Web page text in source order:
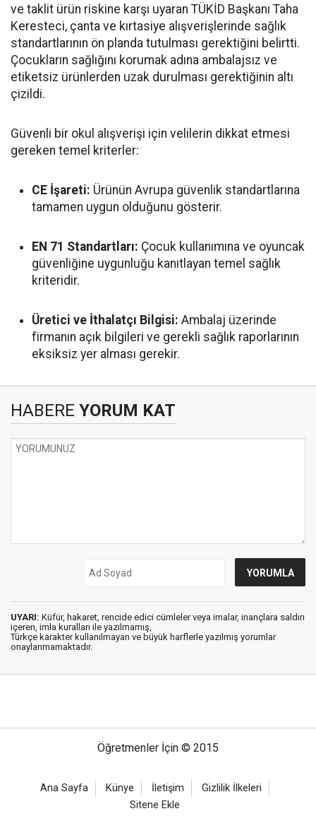
ve taklit ürün riskine karşı uyaran TÜKİD Başkanı Taha
Keresteci, çanta ve kırtasiye alışverişlerinde sağlık
standartlarının ön planda tutulması gerektiğini belirtti.
Çocukların sağlığını korumak adına ambalajsız ve
etiketsiz ürünlerden uzak durulması gerektiğinin altı
çizildi.
Güvenli bir okul alışverişi için velilerin dikkat etmesi
gereken temel kriterler:
CE İşareti: Ürünün Avrupa güvenlik standartlarına
tamamen uygun olduğunu gösterir.
EN 71 Standartları: Çocuk kullanımına ve oyuncak
güvenliğine uygunluğu kanıtlayan temel sağlık
kriteridir.
Üretici ve İthalatçı Bilgisi: Ambalaj üzerinde
firmanın açık bilgileri ve gerekli sağlık raporlarının
eksiksiz yer alması gerekir.
HABERE YORUM KAT
UYARI: Küfür, hakaret, rencide edici cümleler veya imalar, inançlara saldırı
içeren, imla kuralları ile yazılmamış,
Türkçe karakter kullanılmayan ve büyük harflerle yazılmış yorumlar
onaylanmamaktadır.
Öğretmenler İçin © 2015
Ana Sayfa Künye İletişim
Gizlilik İlkeleri
Sitene Ekle